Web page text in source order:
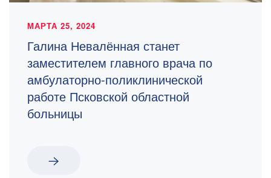
МАРТА 25, 2024
Галина Невалённая станет
заместителем главного врача по
амбулаторно-поликлинической
работе Псковской областной
больницы